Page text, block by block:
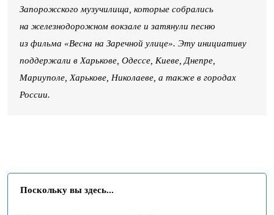
Запорожского музучилища, которые собрались
на железнодорожном вокзале и затянули песню
из фильма «Весна на Заречной улице». Эту инициативу
поддержали в Харькове, Одессе, Киеве, Днепре,
Мариуполе, Харькове, Николаеве, а также в городах
России.
Поскольку вы здесь...